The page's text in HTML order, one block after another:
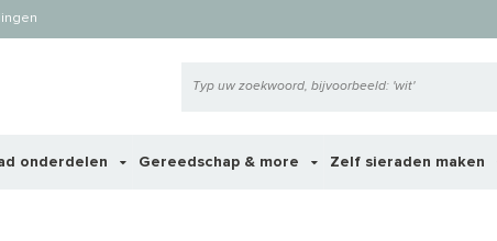
onderdelen Gereedschap & more Zelf sieraden maken